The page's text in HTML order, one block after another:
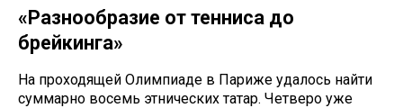
«Разнообразие от тенниса до
брейкинга»
На проходящей Олимпиаде в Париже удалось найти
суммарно восемь этнических татар. Четверо уже